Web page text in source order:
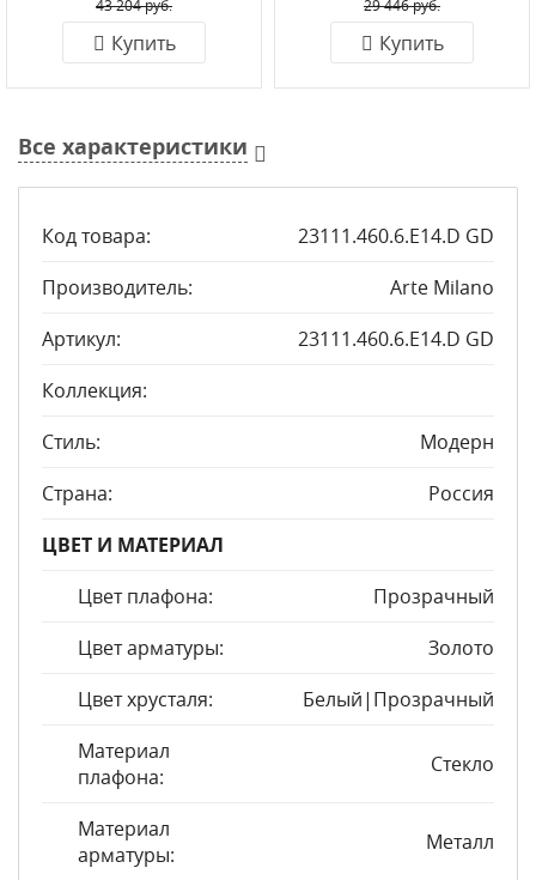
43 204 руб.
Купить
29 446 руб.
Купить
Все характеристики
Код товара:
23111.460.6.E14.D GD
Производитель:
Arte Milano
Артикул:
23111.460.6.E14.D GD
Коллекция:
Стиль:
Модерн
Страна:
Россия
ЦВЕТ И МАТЕРИАЛ
Цвет плафона:
Прозрачный
Цвет арматуры:
Золото
Цвет хрусталя:
Белый|Прозрачный
Материал
плафона:
Стекло
Материал
арматуры:
Металл